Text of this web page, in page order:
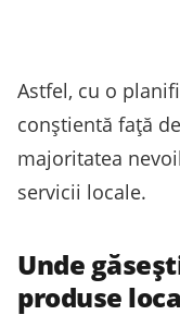
Astfel, cu o
conștientă față
majoritatea
servicii locale.
Unde
produse